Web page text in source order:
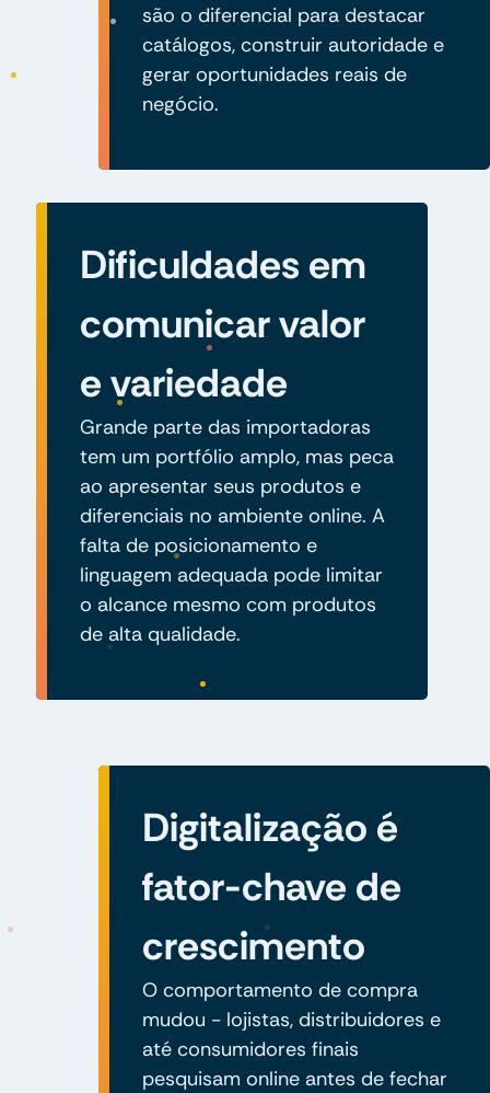
são o diferencial para destacar
catálogos, construir autoridade e
gerar oportunidades reais de
negócio.
Dificuldades em
comunicar valor
e variedade
Grande parte das importadoras
tem um portfólio amplo, mas peca
ao apresentar seus produtos e
diferenciais no ambiente online. A
falta de posicionamento e
linguagem adequada pode limitar
o alcance mesmo com produtos
de alta qualidade.
Digitalização é
fator-chave de
crescimento
O comportamento de compra
mudou - lojistas, distribuidores e
até consumidores finais
pesquisam online antes de fechar